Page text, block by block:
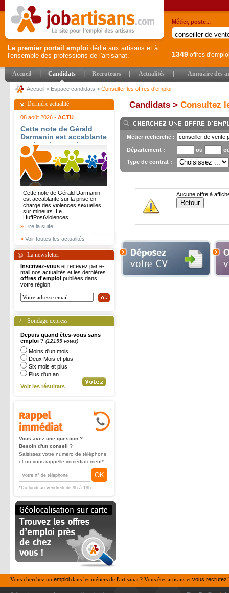
Le premier portail emploi dédié aux artisans et à
l'ensemble des professions de l'artisanat.
Métier, poste...
1349 offres
Accueil Candidats Recruteurs Actualités Annuaire des
Accueil > Espace candidats > Consulter les offres d'emploi
Dernière actualité
08 août 2026 - ACTU
Cette note de Gérald
Darmanin est accablante
sur la prise en charge
des violences sexuelles
sur mineurs - Le
HuffPost
Cette note de Gérald Darmanin
est accablante sur la prise en
charge des violences sexuelles
sur mineurs Le
HuffPostViolences...
» Lire la suite
» Voir toutes les actualités
La newsletter
Inscrivez-vous et recevez par e-
mail nos actualités et les dernières
offres d'emploi publiées dans
votre région.
Sondage express
Depuis quand êtes-vous sans
emploi ? (12155 votes)
Moins d'un mois
Deux Mois et plus
Six mois et plus
Plus d'un an
Voir les résultats
Vous avez une question ?
Besoin d'un conseil ?
Saisissez votre numéro de téléphone
et on vous rappelle immédiatement* !
OK
*Du lundi au vendredi de 9h à 19h
Candidats > Consultez
Métier recherché :
Département : ou
Type de contrat :
Aucune offre à
Vous cherchez un emploi dans les métiers de l'artisanat ? Vous êtes artisans et vous recrutez